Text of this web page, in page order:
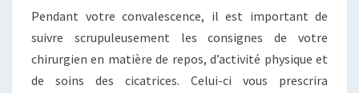
Pendant votre convalescence, il est important de
suivre scrupuleusement les consignes de votre
chirurgien en matière de repos, d’activité physique et
de soins des cicatrices. Celui-ci vous prescrira